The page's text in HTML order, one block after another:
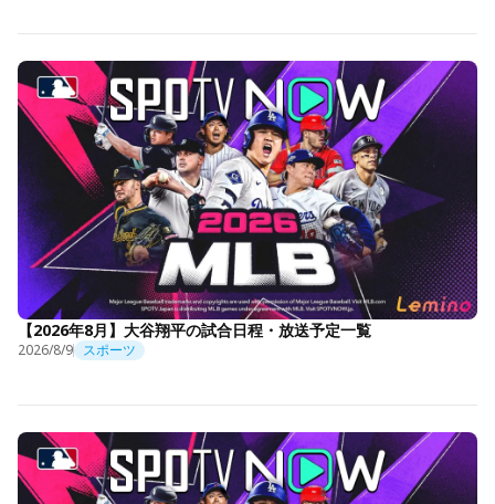
【2026年8月】大谷翔平の試合日程・放送予定一覧
2026/8/9 スポーツ